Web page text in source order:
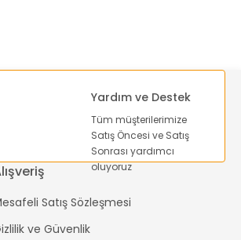
Yardım ve Destek
Tüm müşterilerimize
Satış Öncesi ve Satış
Sonrası yardımcı
oluyoruz
Satış Sözleşmesi
ve Güvenlik